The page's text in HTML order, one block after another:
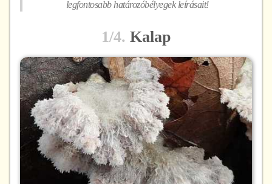
legfontosabb határozóbélyegek leírásait!
1/4. Kalap